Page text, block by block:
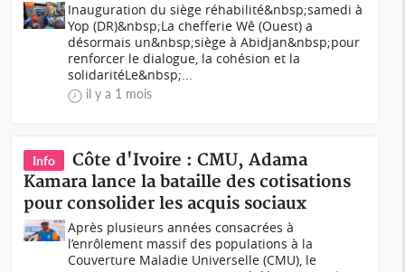
Inauguration du siège réhabilité&nbsp;samedi à
Yop (DR)&nbsp;La chefferie Wê (Ouest) a
désormais un&nbsp;siège à Abidjan&nbsp;pour
renforcer le dialogue, la cohésion et la
solidaritéLe&nbsp;...
il y a 1 mois
Info
Côte d'Ivoire : CMU, Adama
Kamara lance la bataille des cotisations
pour consolider les acquis sociaux
Après plusieurs années consacrées à
l’enrôlement massif des populations à la
Couverture Maladie Universelle (CMU), le